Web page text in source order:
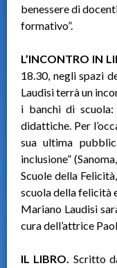
benessere di
formativo”.
L’INCONTRO IN
18.30, negli spazi
Laudisi terrà un
i banchi di
didattiche. Per
sua ultima
inclusione”
Scuole della
scuola della felicità
Mariano Laudisi
cura dell’attrice
IL LIBRO. Scritto